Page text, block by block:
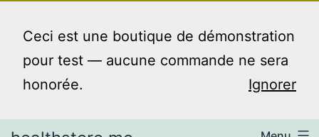
Ceci est une boutique de démonstration
pour test — aucune commande ne sera
honorée.
Ignorer
contenu